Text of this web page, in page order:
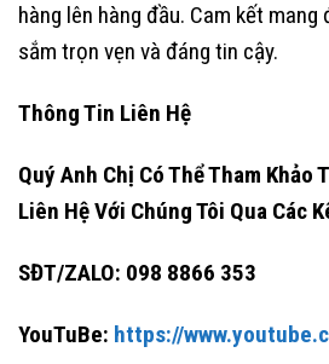
hàng lên hàng đầu. Cam kết
sắm trọn vẹn và đáng tin cậy.
Thông Tin Liên Hệ
Quý Anh Chị Có Thể Tham Khảo
Liên Hệ Với Chúng Tôi Qua Các
SĐT/ZALO: 098 8866 353
YouTuBe: https://